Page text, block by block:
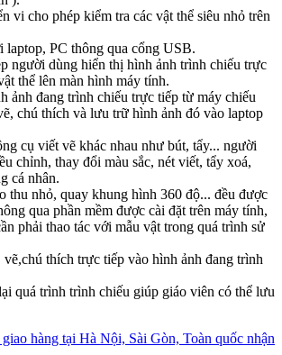
vi cho phép kiểm tra các vật thể siêu nhỏ trên
PC thông qua cổng USB.
người dùng hiển thị hình ảnh trình chiếu trực
thể lên màn hình máy tính.
ảnh đang trình chiếu trực tiếp từ máy chiếu
chú thích và lưu trữ hình ảnh đó vào laptop
cụ viết vẽ khác nhau như bút, tẩy... người
chỉnh, thay đổi màu sắc, nét viết, tẩy xoá,
cá nhân.
thu nhỏ, quay khung hình 360 độ... đều được
qua phần mềm được cài đặt trên máy tính,
phải thao tác với mẫu vật trong quá trình sử
thích trực tiếp vào hình ảnh đang trình
quá trình trình chiếu giúp giáo viên có thể lưu
hàng tại Hà Nội, Sài Gòn, Toàn quốc nhận